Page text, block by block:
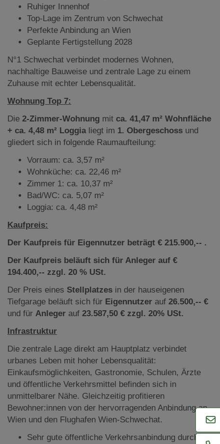
Ruhiger Innenhof
Top-Lage im Zentrum von Schwechat
Perfekte Anbindung an Wien
Geplante Fertigstellung 2028
N°1 Schwechat verbindet modernes Wohnen,
nachhaltige Bauweise und zentrale Lage zu einem
Zuhause mit echter Lebensqualität.
Wohnung Top 7:
Die 2-Zimmer-Wohnung mit ca. 41,47 m² Wohnfläche
+ ca. 4,48 m² Loggia liegt im 1. Obergeschoss und
gliedert sich in folgende Raumaufteilung:
Vorraum: ca. 3,57 m²
Wohnküche: ca. 22,46 m²
Zimmer 1: ca. 10,37 m²
Bad/WC: ca. 5,07 m²
Loggia: ca. 4,48 m²
Kaufpreis:
Der Kaufpreis für Eigennutzer beträgt € 215.900,-- .
Der Kaufpreis beläuft sich für Anleger auf €
194.400,-- zzgl. 20 % USt.
Der Preis eines Stellplatzes in der hauseigenen
Tiefgarage beläuft sich für Eigennutzer auf 26.500,-- €
und für Anleger auf 23.587,50 € zzgl. 20% USt.
Infrastruktur
Die zentrale Lage direkt am Hauptplatz verbindet
urbanes Leben mit hoher Lebensqualität:
Einkaufsmöglichkeiten, Gastronomie, Schulen, Ärzte
und öffentliche Verkehrsmittel befinden sich in
unmittelbarer Nähe. Gleichzeitig profitieren
Bewohner:innen von der hervorragenden Anbindung an
Wien und den Flughafen Wien-Schwechat.
Sehr gute öffentliche Verkehrsanbindung durch